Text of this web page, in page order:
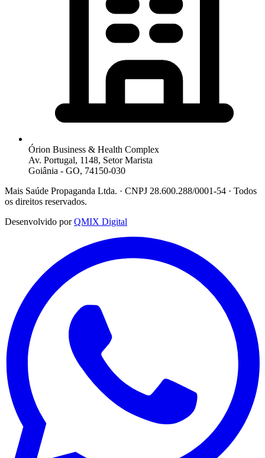
Órion Business & Health Complex
Av. Portugal, 1148, Setor Marista
Goiânia - GO, 74150-030
Mais Saúde Propaganda Ltda. · CNPJ 28.600.288/0001-54 · Todos
os direitos reservados.
Desenvolvido por QMIX Digital